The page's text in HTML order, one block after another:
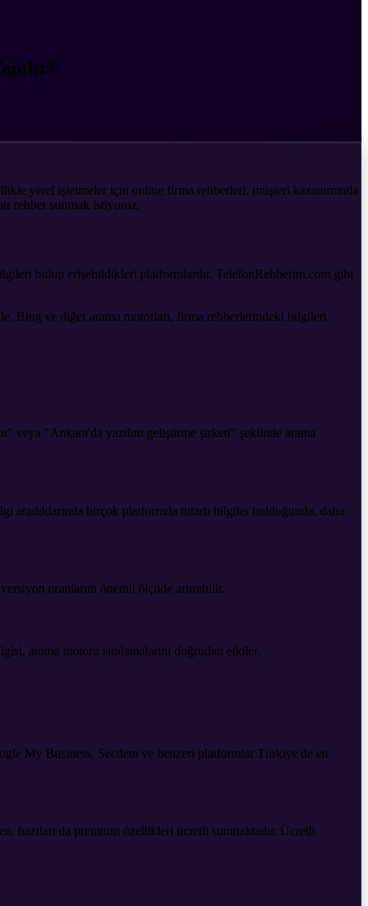
yerel işletmeler için online firma rehberleri, müşteri kazanımında
rehber sunmak istiyoruz.
bulup erişebildikleri platformlardır. TelefonRehberim.com gibi
Bing ve diğer arama motorları, firma rehberlerindeki bilgileri
veya "Ankara'da yazılım geliştirme şirketi" şeklinde arama
aradıklarında birçok platformda tutarlı bilgiler bulduğunda, daha
oranlarını önemli ölçüde artırabilir.
arama motoru sıralamalarını doğrudan etkiler.
My Business, Secdem ve benzeri platformlar Türkiye'de en
bazıları da premium özellikleri ücretli sunmaktadır. Ücretli